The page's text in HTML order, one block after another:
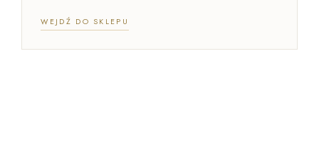
WEJDŹ DO SKLEPU